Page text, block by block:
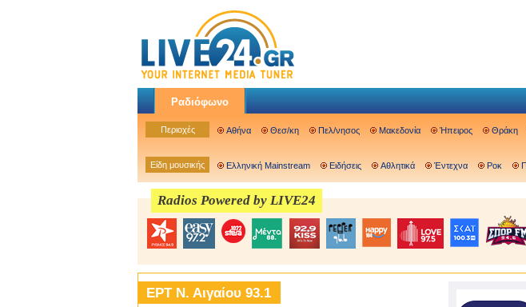
Ραδιόφωνο
Περιοχές Αθήνα Θεσ/κη Πελ/νησος Μακεδονία Ήπειρος Θράκη
Είδη μουσικής Ελληνική Mainstream Ειδήσεις Αθλητικά Έντεχνα Ροκ
Radios Powered by LIVE24
ΕΡΤ Ν. Αιγαίου 93.1